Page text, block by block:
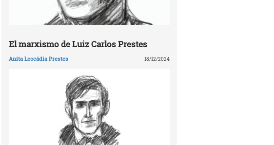
El marxismo de Luiz Carlos Prestes
Anita Leocádia Prestes 18/12/2024